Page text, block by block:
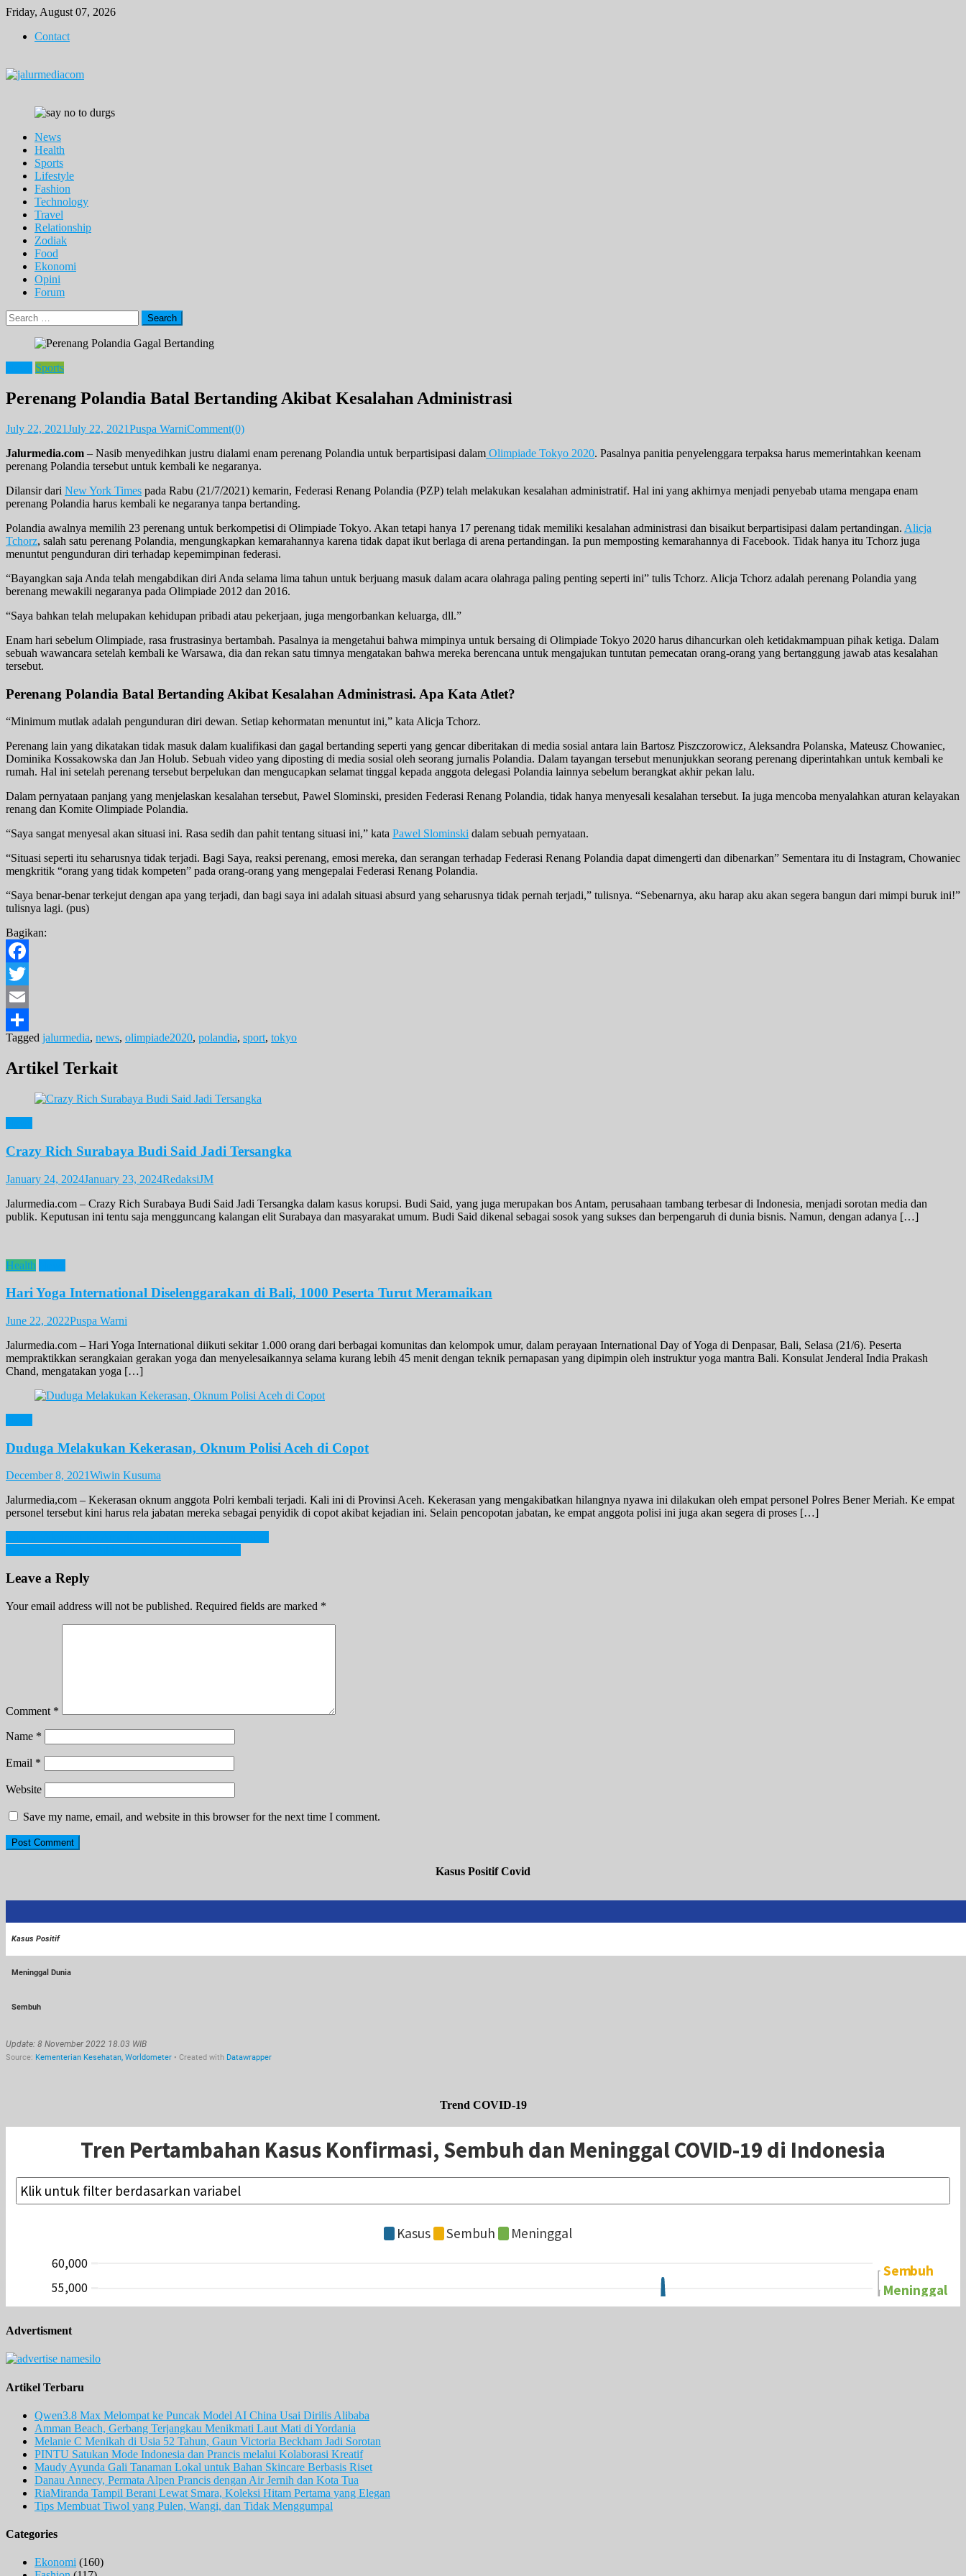
Skip
content
Friday, August 07, 2026
Contact
News
Health
Sports
Lifestyle
Fashion
Technology
Travel
Relationship
Zodiak
Food
Ekonomi
Opini
Forum
Search
for:
Sports
Perenang Polandia Batal Bertanding Akibat Kesalahan Administrasi
July 22, 2021July 22, 2021Puspa WarniComment(0)
Jalurmedia.com – Nasib menyedihkan justru dialami enam perenang Polandia untuk berpartisipasi dalam Olimpiade Tokyo 2020. Pasalnya panitia penyelenggara terpaksa harus memerintahkan keenam
perenang Polandia tersebut untuk kembali ke negaranya.
Dilansir dari New York Times pada Rabu (21/7/2021) kemarin, Federasi Renang Polandia (PZP) telah melakukan kesalahan administratif. Hal ini yang akhirnya menjadi penyebab utama mengapa enam
perenang Polandia harus kembali ke negaranya tanpa bertanding.
Polandia awalnya memilih 23 perenang untuk berkompetisi di Olimpiade Tokyo. Akan tetapi hanya 17 perenang tidak memiliki kesalahan administrasi dan bisaikut berpartisipasi dalam pertandingan. Alicja
Tchorz, salah satu perenang Polandia, mengungkapkan kemarahannya karena tidak dapat ikut berlaga di arena pertandingan. Ia pun memposting kemarahannya di Facebook. Tidak hanya itu Tchorz juga
menuntut pengunduran diri terhadap kepemimpinan federasi.
“Bayangkan saja Anda telah mengabdikan diri Anda selama lima tahun untuk berjuang masuk dalam acara olahraga paling penting seperti ini” tulis Tchorz. Alicja Tchorz adalah perenang Polandia yang
berenang mewakili negaranya pada Olimpiade 2012 dan 2016.
“Saya bahkan telah melupakan kehidupan pribadi atau pekerjaan, juga mengorbankan keluarga, dll.”
Enam hari sebelum Olimpiade, rasa frustrasinya bertambah. Pasalnya ia mengetahui bahwa mimpinya untuk bersaing di Olimpiade Tokyo 2020 harus dihancurkan oleh ketidakmampuan pihak ketiga. Dalam
sebuah wawancara setelah kembali ke Warsawa, dia dan rekan satu timnya mengatakan bahwa mereka berencana untuk mengajukan tuntutan pemecatan orang-orang yang bertanggung jawab atas kesalahan
tersebut.
Perenang Polandia Batal Bertanding Akibat Kesalahan Administrasi. Apa Kata Atlet?
“Minimum mutlak adalah pengunduran diri dewan. Setiap kehormatan menuntut ini,” kata Alicja Tchorz.
Perenang lain yang dikatakan tidak masuk dalam kualifikasi dan gagal bertanding seperti yang gencar diberitakan di media sosial antara lain Bartosz Piszczorowicz, Aleksandra Polanska, Mateusz Chowaniec,
Dominika Kossakowska dan Jan Holub. Sebuah video yang diposting di media sosial oleh seorang jurnalis Polandia. Dalam tayangan tersebut menunjukkan seorang perenang diperintahkan untuk kembali ke
rumah. Hal ini setelah perenang tersebut berpelukan dan mengucapkan selamat tinggal kepada anggota delegasi Polandia lainnya sebelum berangkat akhir pekan lalu.
Dalam pernyataan panjang yang menjelaskan kesalahan tersebut, Pawel Slominski, presiden Federasi Renang Polandia, tidak hanya menyesali kesalahan tersebut. Ia juga mencoba menyalahkan aturan kelayakan
renang dan Komite Olimpiade Polandia.
“Saya sangat menyesal akan situasi ini. Rasa sedih dan pahit tentang situasi ini,” kata Pawel Slominski dalam sebuah pernyataan.
“Situasi seperti itu seharusnya tidak terjadi. Bagi Saya, reaksi perenang, emosi mereka, dan serangan terhadap Federasi Renang Polandia dapat dimengerti dan dibenarkan” Sementara itu di Instagram, Chowaniec
mengkritik “orang yang tidak kompeten” pada orang-orang yang mengepalai Federasi Renang Polandia.
“Saya benar-benar terkejut dengan apa yang terjadi, dan bagi saya ini adalah situasi absurd yang seharusnya tidak pernah terjadi,” tulisnya. “Sebenarnya, aku harap aku akan segera bangun dari mimpi buruk ini!”
tulisnya lagi. (pus)
Bagikan:
Facebook
Twitter
Email
Share
Tagged jalurmedia, news, olimpiade2020, polandia, sport, tokyo
Artikel Terkait
Crazy Rich Surabaya Budi Said Jadi Tersangka
January 24, 2024January 23, 2024RedaksiJM
Jalurmedia.com – Crazy Rich Surabaya Budi Said Jadi Tersangka dalam kasus korupsi. Budi Said, yang juga merupakan bos Antam, perusahaan tambang terbesar di Indonesia, menjadi sorotan media dan
publik. Keputusan ini tentu saja mengguncang kalangan elit Surabaya dan masyarakat umum. Budi Said dikenal sebagai sosok yang sukses dan berpengaruh di dunia bisnis. Namun, dengan adanya […]
Health
Hari Yoga International Diselenggarakan di Bali, 1000 Peserta Turut Meramaikan
June 22, 2022Puspa Warni
Jalurmedia.com – Hari Yoga International diikuti sekitar 1.000 orang dari berbagai komunitas dan kelompok umur, dalam perayaan International Day of Yoga di Denpasar, Bali, Selasa (21/6). Peserta
mempraktikkan serangkaian gerakan yoga dan menyelesaikannya selama kurang lebih 45 menit dengan teknik pernapasan yang dipimpin oleh instruktur yoga mantra Bali. Konsulat Jenderal India Prakash
Chand, mengatakan yoga […]
Duduga Melakukan Kekerasan, Oknum Polisi Aceh di Copot
December 8, 2021Wiwin Kusuma
Jalurmedia,com – Kekerasan oknum anggota Polri kembali terjadi. Kali ini di Provinsi Aceh. Kekerasan yang mengakibatkan hilangnya nyawa ini dilakukan oleh empat personel Polres Bener Meriah. Ke empat
personel tersebut kini harus rela jabatan mereka sebagai penyidik di copot akibat kejadian ini. Selain pencopotan jabatan, ke empat anggota polisi ini juga akan segera di proses […]
Post
navigation
Leave a Reply
Your email address will not be published. Required fields are marked *
Comment *
Name *
Email *
Website
Save my name, email, and website in this browser for the next time I comment.
Kasus Positif Covid
Trend COVID-19
Advertisment
Artikel Terbaru
Qwen3.8 Max Melompat ke Puncak Model AI China Usai Dirilis Alibaba
Amman Beach, Gerbang Terjangkau Menikmati Laut Mati di Yordania
Melanie C Menikah di Usia 52 Tahun, Gaun Victoria Beckham Jadi Sorotan
PINTU Satukan Mode Indonesia dan Prancis melalui Kolaborasi Kreatif
Maudy Ayunda Gali Tanaman Lokal untuk Bahan Skincare Berbasis Riset
Danau Annecy, Permata Alpen Prancis dengan Air Jernih dan Kota Tua
RiaMiranda Tampil Berani Lewat Smara, Koleksi Hitam Pertama yang Elegan
Tips Membuat Tiwol yang Pulen, Wangi, dan Tidak Menggumpal
Categories
Ekonomi (160)